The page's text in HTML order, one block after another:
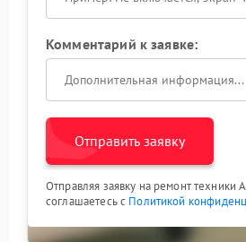
Комментарий к заявке:
Отправить заявку
Отправляя заявку на ремонт техники
соглашаетесь с Политикой